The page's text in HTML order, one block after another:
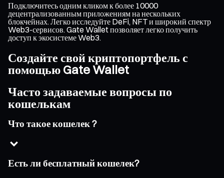
Подключитесь одним кликом к более 10000
децентрализованным приложениям на нескольких
блокчейнах. Легко исследуйте DeFi, NFT и широкий спектр
Web3-сервисов. Gate Wallet позволяет легко получить
доступ к экосистеме Web3.
Создайте свой криптопортфель с
помощью Gate Wallet
Часто задаваемые вопросы по
кошелькам
Что такое кошелек ?
Есть ли бесплатный кошелек?